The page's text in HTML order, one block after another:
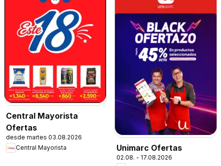
Central Mayorista
Ofertas
desde martes 03.08.2026
Central Mayorista
Unimarc Ofertas
02.08. - 17.08.2026